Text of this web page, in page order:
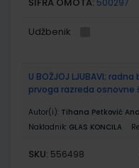
500297
Udžbenik
U BOŽJOJ LJUBAVI;
prvoga razreda osnovne
Autor(i): Tihana Petković
Nakladnik: GLAS KONCILA
SKU: 556498